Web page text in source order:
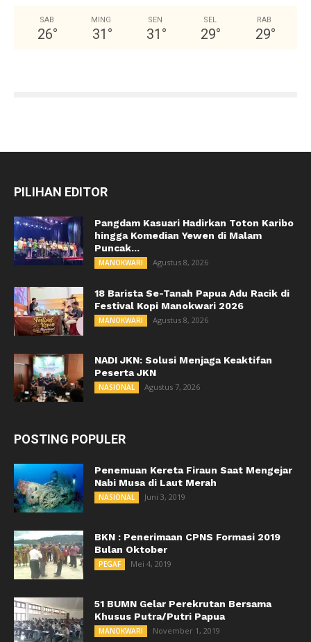
SAB
26°
MING
31 °
SEN
31 °
SEL
29°
RAB
29°
PILIHAN EDITOR
Pangdam Kasuari Hadirkan Toton Karibo
hingga Komedian Yewen di Malam
Puncak...
MANOKWARI Agustus 8, 2026
18 Barista Se-Tanah Papua Adu Racik di
Festival Kopi Manokwari 2026
MANOKWARI Agustus 8, 2026
NADI JKN: Solusi Menjaga Keaktifan
Peserta JKN
NASIONAL Agustus 7, 2026
POSTING POPULER
Penemuan Kereta Firaun Saat Mengejar
Nabi Musa di Laut Merah
NASIONAL Juni 3, 2019
BKN : Penerimaan CPNS Formasi 2019
Bulan Oktober
PEGAF Mei 4, 2019
51 BUMN Gelar Perekrutan Bersama
Khusus Putra/Putri Papua
MANOKWARI November 1, 2019